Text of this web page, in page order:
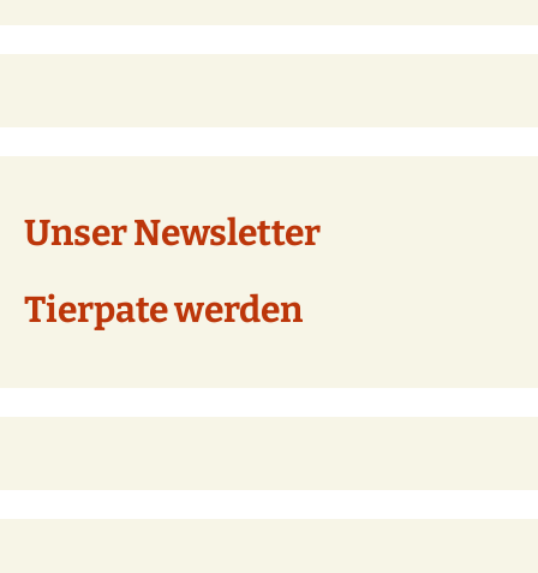
Unser Newsletter
Tierpate werden